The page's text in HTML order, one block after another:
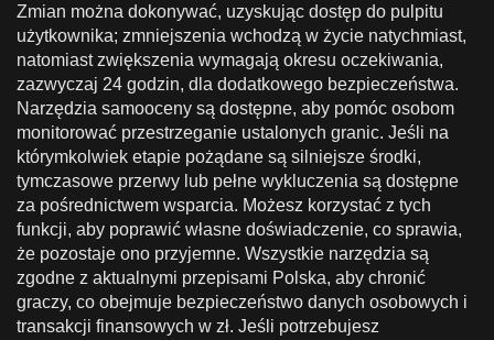
Zmian można dokonywać, uzyskując dostęp do pulpitu
użytkownika; zmniejszenia wchodzą w życie natychmiast,
natomiast zwiększenia wymagają okresu oczekiwania,
zazwyczaj 24 godzin, dla dodatkowego bezpieczeństwa.
Narzędzia samooceny są dostępne, aby pomóc osobom
monitorować przestrzeganie ustalonych granic. Jeśli na
którymkolwiek etapie pożądane są silniejsze środki,
tymczasowe przerwy lub pełne wykluczenia są dostępne
za pośrednictwem wsparcia. Możesz korzystać z tych
funkcji, aby poprawić własne doświadczenie, co sprawia,
że pozostaje ono przyjemne. Wszystkie narzędzia są
zgodne z aktualnymi przepisami Polska, aby chronić
graczy, co obejmuje bezpieczeństwo danych osobowych i
transakcji finansowych w zł. Jeśli potrzebujesz